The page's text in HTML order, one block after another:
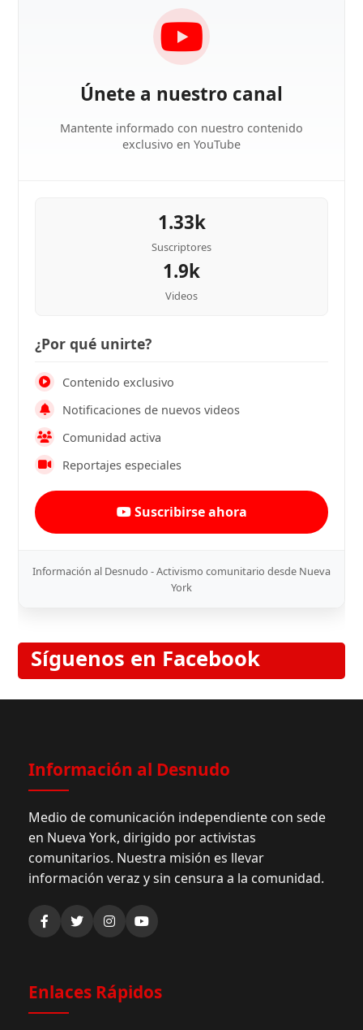
Únete a nuestro canal
Mantente informado con nuestro contenido
exclusivo en YouTube
1.33k
Suscriptores
1.9k
Videos
¿Por qué unirte?
Contenido exclusivo
Notificaciones de nuevos videos
Comunidad activa
Reportajes especiales
Suscribirse ahora
Información al Desnudo - Activismo comunitario desde Nueva
York
Síguenos en Facebook
Información al Desnudo
Medio de comunicación independiente con sede
en Nueva York, dirigido por activistas
comunitarios. Nuestra misión es llevar
información veraz y sin censura a la comunidad.
Enlaces Rápidos